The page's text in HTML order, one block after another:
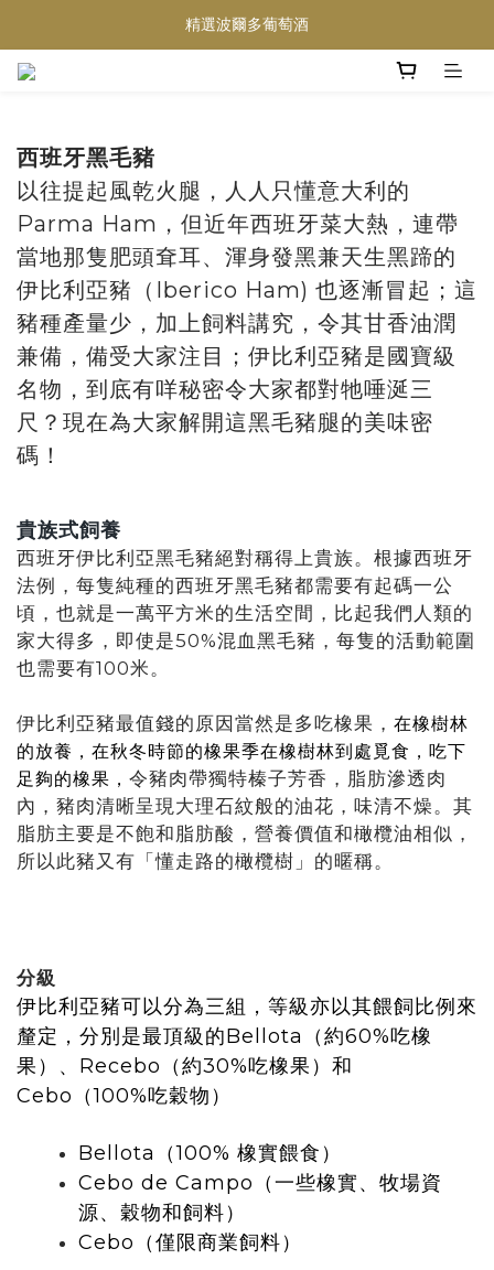
買滿任何酒類 六支 或買滿 $1200 (不限支數) 皆可享免費送貨
精選波爾多葡萄酒
西班牙黑毛豬
以往提起風乾火腿，人人只懂意大利的
Parma Ham，但近年西班牙菜大熱，連帶
當地那隻肥頭耷耳、渾身發黑兼天生黑蹄的
伊比利亞豬（Iberico Ham) 也逐漸冒起；這
豬種產量少，加上飼料講究，令其甘香油潤
兼備，備受大家注目；伊比利亞豬是國寶級
名物，到底有咩秘密令大家都對牠唾涎三
尺？現在為大家解開這黑毛豬腿的美味密
碼！
貴族式飼養
西班牙伊比利亞黑毛豬絕對稱得上貴族。根據西班牙
法例，每隻純種的西班牙黑毛豬都需要有起碼一公
頃，也就是一萬平方米的生活空間，比起我們人類的
家大得多，即使是50%混血黑毛豬，每隻的活動範圍
也需要有100米。
伊比利亞豬最值錢的原因當然是多吃橡果， 在橡樹林
的放養，在秋冬時節的橡果季在橡樹林到處覓食，吃下
足夠的橡果， 令豬肉帶獨特榛子芳香，脂肪滲透肉
內，豬肉清晰呈現大理石紋般的油花，味清不燥。其
脂肪主要是不飽和脂肪酸，營養價值和橄欖油相似，
所以此豬又有「懂走路的橄欖樹」的暱稱。
分級
伊比利亞豬可以分為三組，等級亦以其餵飼比例來
釐定，分別是最頂級的Bellota（約60%吃橡
果）、Recebo（約30%吃橡果）和
Cebo（100%吃穀物）
Bellota（100% 橡實餵食）
Cebo de Campo（一些橡實、牧場資
源、穀物和飼料）
Cebo（僅限商業飼料）